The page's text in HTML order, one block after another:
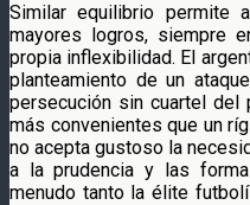
Similar equilibrio permite
mayores logros, siempre
propia inflexibilidad. El
planteamiento de un
persecución sin cuartel del
más convenientes que un
no acepta gustoso la
a la prudencia y las
menudo tanto la élite